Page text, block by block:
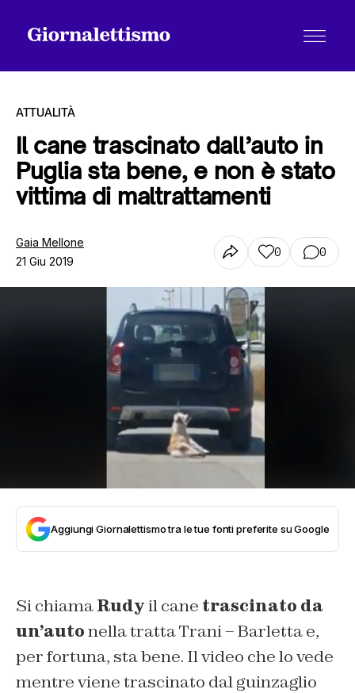
Tutti gli articoli
Chi siamo
ATTUALITÀ
Il cane trascinato dall’auto in
Puglia sta bene, e non è stato
vittima di maltrattamenti
Gaia Mellone
21 Giu 2019
0 0
Aggiungi Giornalettismo tra le tue fonti preferite su Google
Si chiamaRudyil cane trascinato da
un’autonella tratta Trani – Barletta e,
per fortuna, sta bene. Il video che lo vede
mentre viene trascinato dal guinzaglio